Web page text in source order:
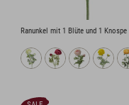
Ranunkel mit 1 Blüte und 1 Knospe